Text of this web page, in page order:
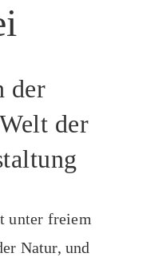
der
der
unter freiem
Natur, und